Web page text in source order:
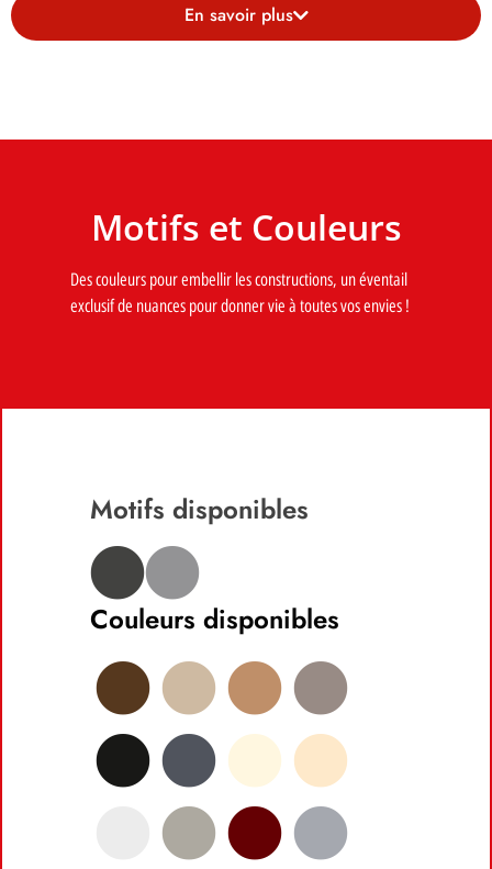
En savoir plus
Motifs et Couleurs
Des couleurs pour embellir les constructions, un éventail
exclusif de nuances pour donner vie à toutes vos envies !
Motifs disponibles
Couleurs disponibles